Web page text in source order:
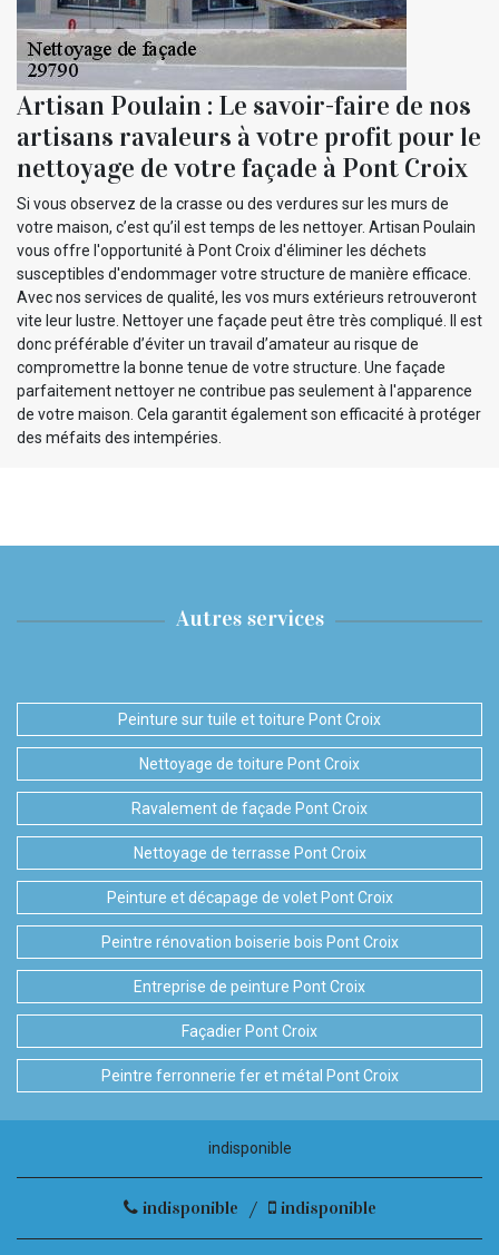
Artisan Poulain : Le savoir-faire de nos
artisans ravaleurs à votre profit pour le
nettoyage de votre façade à Pont Croix
Si vous observez de la crasse ou des verdures sur les murs de
votre maison, c’est qu’il est temps de les nettoyer. Artisan Poulain
vous offre l'opportunité à Pont Croix d'éliminer les déchets
susceptibles d'endommager votre structure de manière efficace.
Avec nos services de qualité, les vos murs extérieurs retrouveront
vite leur lustre. Nettoyer une façade peut être très compliqué. Il est
donc préférable d’éviter un travail d’amateur au risque de
compromettre la bonne tenue de votre structure. Une façade
parfaitement nettoyer ne contribue pas seulement à l'apparence
de votre maison. Cela garantit également son efficacité à protéger
des méfaits des intempéries.
Autres services
Peinture sur tuile et toiture Pont Croix
Nettoyage de toiture Pont Croix
Ravalement de façade Pont Croix
Nettoyage de terrasse Pont Croix
Peinture et décapage de volet Pont Croix
Peintre rénovation boiserie bois Pont Croix
Entreprise de peinture Pont Croix
Façadier Pont Croix
Peintre ferronnerie fer et métal Pont Croix
indisponible
indisponible / indisponible